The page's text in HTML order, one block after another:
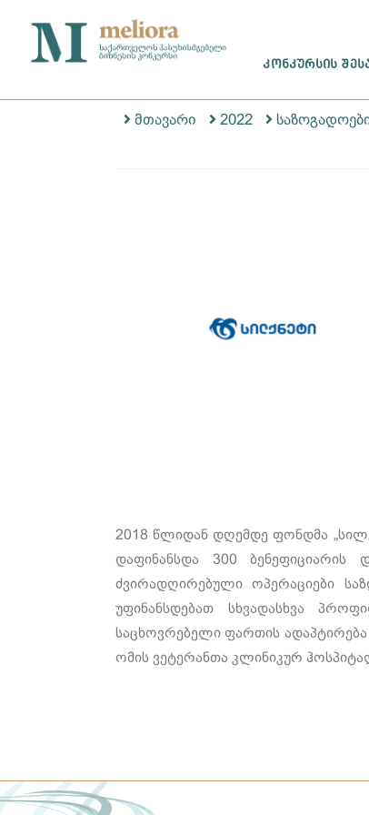
ᲙᲝᲜᲙᲣᲠᲡᲘᲡ
მთავარი 2022
2018 წლიდან დღემდე ფონდმა
დაფინანსდა 300 ბენეფიციარის
ძვირადღირებული ოპერაციები
უფინანსდებათ სხვადასხვა
საცხოვრებელი ფართის
ომის ვეტერანთა კლინიკურ